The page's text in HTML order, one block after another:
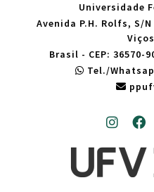
Universidade
Avenida P.H. Rolfs, S/
Brasil - CEP: 36570-
Tel./